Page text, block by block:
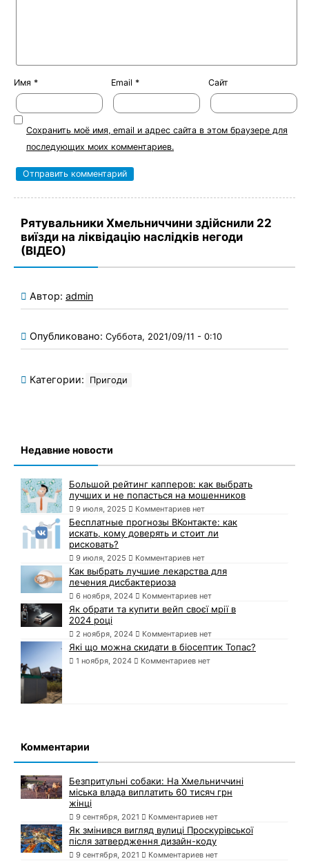
Имя * Email * Сайт
Сохранить моё имя, email и адрес сайта в этом браузере для
последующих моих комментариев.
Рятувальники Хмельниччини здійснили 22
виїзди на ліквідацію наслідків негоди
(ВІДЕО)
Автор: admin
Опубликовано: Суббота, 2021/09/11 - 0:10
Категории: Пригоди
Недавние новости
Большой рейтинг капперов: как выбрать
лучших и не попасться на мошенников
9 июля, 2025 Комментариев нет
Бесплатные прогнозы ВКонтакте: как
искать, кому доверять и стоит ли
рисковать?
9 июля, 2025 Комментариев нет
Как выбрать лучшие лекарства для
лечения дисбактериоза
6 ноября, 2024 Комментариев нет
Як обрати та купити вейп своєї мрії в
2024 році
2 ноября, 2024 Комментариев нет
Які що можна скидати в біосептик Топас?
1 ноября, 2024 Комментариев нет
Комментарии
Безпритульні собаки: На Хмельниччині
міська влада виплатить 60 тисяч грн
жінці
9 сентября, 2021 Комментариев нет
Як змінився вигляд вулиці Проскурівської
після затвердження дизайн-коду
9 сентября, 2021 Комментариев нет